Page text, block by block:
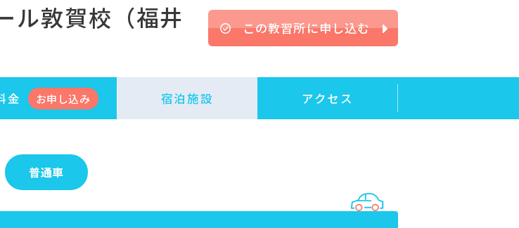
ル敦賀校（福井 この教習所に申し込む
金 お申 し込み 宿泊施設 アクセス
普通車